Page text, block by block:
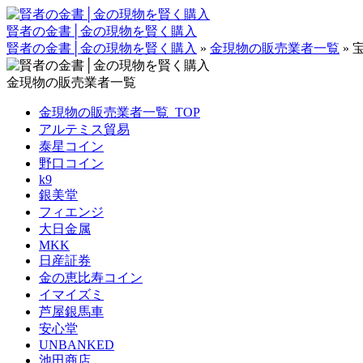
賢者の金書│金の現物を賢く購入
賢者の金書│金の現物を賢く購入 » 金現物の販売業者一覧 »
金現物の販売業者一覧
金現物の販売業者一覧_TOP
アルテミス貿易
泰星コイン
野口コイン
k9
銀美堂
フィエンジ
大日金属
MKK
日産証券
金の恵比寿コイン
イマイズミ
芦屋銀馬車
安心堂
UNBANKED
池田商店